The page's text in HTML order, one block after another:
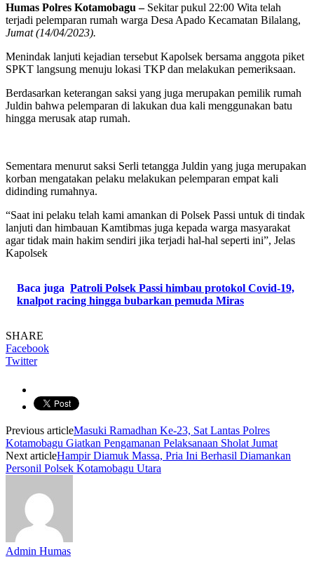
Humas Polres Kotamobagu –Sekitar pukul 22:00 Wita telah
terjadi pelemparan rumah warga Desa Apado Kecamatan Bilalang,
Jumat (14/04/2023).
Menindak lanjuti kejadian tersebut Kapolsek bersama anggota piket
SPKT langsung menuju lokasi TKP dan melakukan pemeriksaan.
Berdasarkan keterangan saksi yang juga merupakan pemilik rumah
Juldin bahwa pelemparan di lakukan dua kali menggunakan batu
hingga merusak atap rumah.
Sementara menurut saksi Serli tetangga Juldin yang juga merupakan
korban mengatakan pelaku melakukan pelemparan empat kali
didinding rumahnya.
“Saat ini pelaku telah kami amankan di Polsek Passi untuk di tindak
lanjuti dan himbauan Kamtibmas juga kepada warga masyarakat
agar tidak main hakim sendiri jika terjadi hal-hal seperti ini”, Jelas
Kapolsek
Baca juga Patroli Polsek Passi himbau protokol Covid-19,
knalpot racing hingga bubarkan pemuda Miras
SHARE
Facebook
Twitter
Previous articleMasuki Ramadhan Ke-23, Sat Lantas Polres
Kotamobagu Giatkan Pengamanan Pelaksanaan Sholat Jumat
Next articleHampir Diamuk Massa, Pria Ini Berhasil Diamankan
Personil Polsek Kotamobagu Utara
Admin Humas